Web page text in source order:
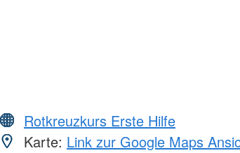
Rotkreuzkurs Erste Hilfe
Karte: Link zur Google Maps